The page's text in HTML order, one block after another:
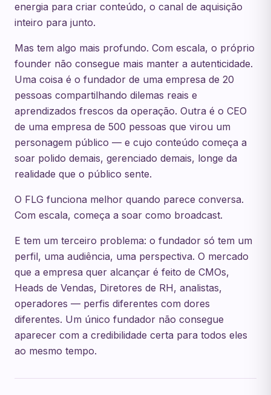
energia para criar conteúdo, o canal de aquisição
inteiro para junto.
Mas tem algo mais profundo. Com escala, o próprio
founder não consegue mais manter a autenticidade.
Uma coisa é o fundador de uma empresa de 20
pessoas compartilhando dilemas reais e
aprendizados frescos da operação. Outra é o CEO
de uma empresa de 500 pessoas que virou um
personagem público — e cujo conteúdo começa a
soar polido demais, gerenciado demais, longe da
realidade que o público sente.
O FLG funciona melhor quando parece conversa.
Com escala, começa a soar como broadcast.
E tem um terceiro problema: o fundador só tem um
perfil, uma audiência, uma perspectiva. O mercado
que a empresa quer alcançar é feito de CMOs,
Heads de Vendas, Diretores de RH, analistas,
operadores — perfis diferentes com dores
diferentes. Um único fundador não consegue
aparecer com a credibilidade certa para todos eles
ao mesmo tempo.